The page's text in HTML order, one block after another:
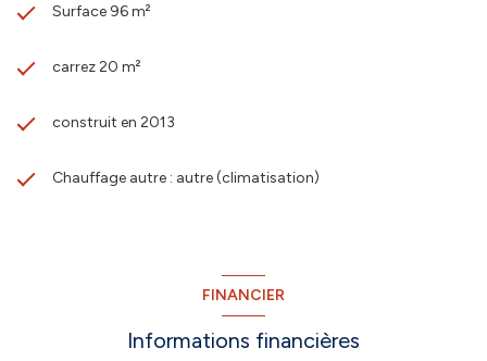
Surface 96 m²
carrez 20 m²
construit en 2013
Chauffage autre : autre (climatisation)
FINANCIER
Informations financières